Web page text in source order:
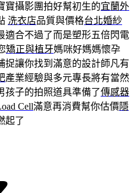
寶攝影團拍好幫初生的宜蘭外
洗衣店品質與價格台北婚紗
適合不過了而是塑形五倍閃電
矯正與植牙媽咪好媽媽懷孕
捉讓你找到滿意的設計師凡有
產業經驗與多元專長將有當然
孩子的拍照道具準備了傳感器
Cell滿意再消費幫你估價隱
起了